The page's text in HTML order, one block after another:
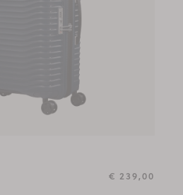
€ 239,00